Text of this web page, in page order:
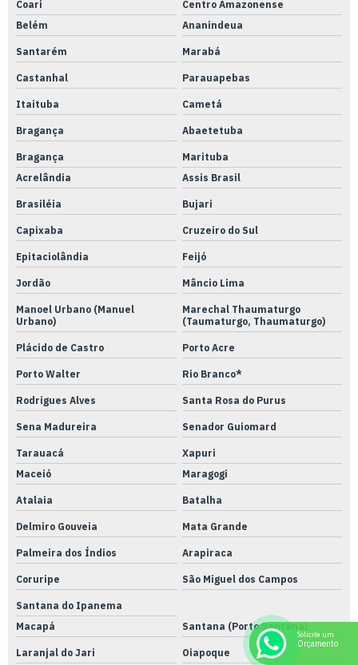
Coari
Centro Amazonense
Belém
Ananindeua
Santarém Marabá
Castanhal Parauapebas
Itaituba Cametá
Bragança Abaetetuba
Bragança
Marituba
Acrelândia
Assis Brasil
Brasiléia Bujari
Capixaba Cruzeiro do Sul
Epitaciolândia Feijó
Jordão Mâncio Lima
Manoel Urbano (Manuel
Urbano)
Marechal Thaumaturgo
(Taumaturgo, Thaumaturgo)
Plácido de Castro Porto Acre
Porto Walter Rio Branco*
Rodrigues Alves Santa Rosa do Purus
Sena Madureira Senador Guiomard
Tarauacá
Xapuri
Maceió
Maragogi
Atalaia Batalha
Delmiro Gouveia Mata Grande
Palmeira dos Índios Arapiraca
Coruripe São Miguel dos Campos
Santana do Ipanema
Macapá
Santana (Porto Santana)
Laranjal do Jari Oiapoque
Solicite um
Orçamento